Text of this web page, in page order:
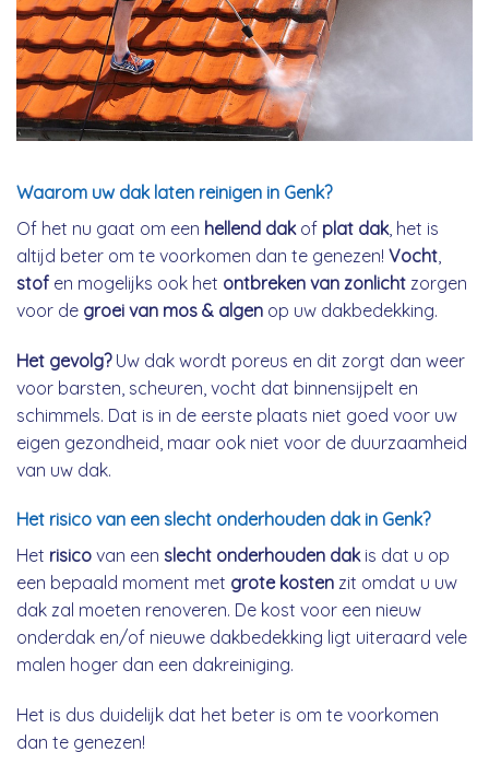
Waarom uw dak laten reinigen in Genk?
Of het nu gaat om een hellend dakof plat dak, het is
altijd beter om te voorkomen dan te genezen! Vocht
stof en mogelijks ook het ontbreken van zonlicht zorgen
voor de groei van mos & algen op uw dakbedekking.
Het gevolg?Uw dak wordt poreus en dit zorgt dan weer
voor barsten, scheuren, vocht dat binnensijpelt en
schimmels. Dat is in de eerste plaats niet goed voor uw
eigen gezondheid, maar ook niet voor de duurzaamheid
van uw dak.
Het risico van een slecht onderhouden dak in Genk?
Het risico van een slecht onderhouden dakis dat u op
een bepaald moment met grote kosten zit omdat u uw
dak zal moeten renoveren. De kost voor een nieuw
onderdak en/of nieuwe dakbedekking ligt uiteraard vele
malen hoger dan een dakreiniging.
Het is dus duidelijk dat het beter is om te voorkomen
dan te genezen!